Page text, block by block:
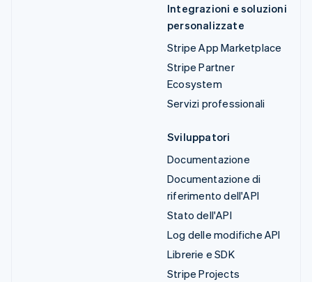
Integrazioni e soluzioni
personalizzate
Stripe App Marketplace
Stripe Partner
Ecosystem
Servizi professionali
Sviluppatori
Documentazione
Documentazione di
riferimento dell'API
Stato dell'API
Log delle modifiche API
Librerie e SDK
Stripe Projects